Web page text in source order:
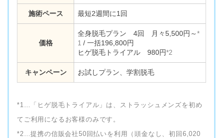
施術ペース 最短2週間に1回
価格
全身脱毛プラン 4回 月々5,500円～ *
1 / 一括196,800円
ヒゲ脱毛トライアル 980円*2
キャンペーン お試しプラン、学割脱毛
*1…「ヒゲ脱毛トライアル」は、ストラッシュメンズを初め
てご利用になるお客様のみです。
*2…提携の信販会社50回払いを利用（頭金なし、初回6,020